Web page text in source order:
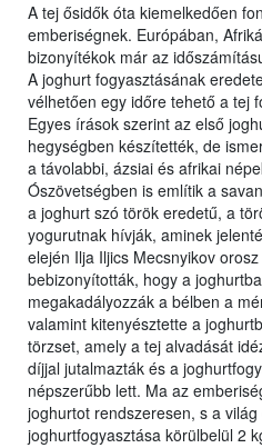
A tej ősidők óta kiemelkedően
emberiségnek. Európában,
bizonyítékok már az
A joghurt fogyasztásának
vélhetően egy időre tehető a tej
Egyes írások szerint az első
hegységben készítették, de
a távolabbi, ázsiai és afrikai
Ószövetségben is említik a
a joghurt szó török eredetű, a
yogurutnak hívják, aminek
elején Ilja Iljics Mecsnyikov
bebizonyították, hogy a
megakadályozzák a bélben a
valamint kitenyésztette a
törzset, amely a tej alvadását
díjjal jutalmazták és a
népszerűbb lett. Ma az
joghurtot rendszeresen, s a
joghurtfogyasztása körülbelül 2